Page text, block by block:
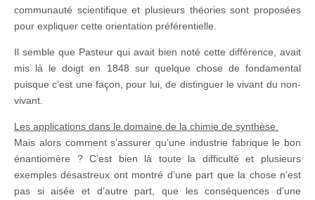
communauté scientifique et plusieurs théories sont proposées
pour expliquer cette orientation préférentielle.
Il semble que Pasteur qui avait bien noté cette différence, avait
mis là le doigt en 1848 sur quelque chose de fondamental
puisque c’est une façon, pour lui, de distinguer le vivant du non-
vivant.
Les applications dans le domaine de la chimie de synthèse.
Mais alors comment s’assurer qu’une industrie fabrique le bon
énantiomère ? C’est bien là toute la difficulté et plusieurs
exemples désastreux ont montré d’une part que la chose n’est
pas si aisée et d’autre part, que les conséquences d’une